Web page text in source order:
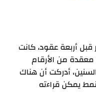
قبل أربعة عقود، كانت
معقدة من الأرقام
أدركت أن هناك
يمكن قراءته